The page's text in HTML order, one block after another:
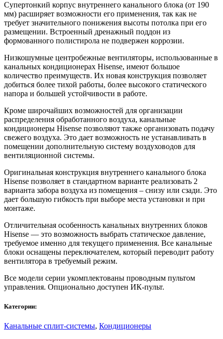
Супертонкий корпус внутреннего канального блока (от 190
мм) расширяет возможности его применения, так как не
требует значительного понижения высоты потолка при его
размещении. Встроенный дренажный поддон из
формованного полистирола не подвержен коррозии.
Низкошумные центробежные вентиляторы, использованные в
канальных кондиционерах Hisense, имеют большое
количество преимуществ. Их новая конструкция позволяет
добиться более тихой работы, более высокого статического
напора и большей устойчивости в работе.
Кроме широчайших возможностей для организации
распределения обработанного воздуха, канальные
кондиционеры Hisense позволяют также организовать подачу
свежего воздуха. Это дает возможность не устанавливать в
помещении дополнительную систему воздуховодов для
вентиляционной системы.
Оригинальная конструкция внутреннего канального блока
Hisense позволяет в стандартном варианте реализовать 2
варианта забора воздуха из помещения – снизу или сзади. Это
дает большую гибкость при выборе места установки и при
монтаже.
Отличительная особенность канальных внутренних блоков
Hisense — это возможность выбрать статическое давление,
требуемое именно для текущего применения. Все канальные
блоки оснащены переключателем, который переводит работу
вентилятора в требуемый режим.
Все модели серии укомплектованы проводным пультом
управления. Опционально доступен ИК-пульт.
Категории:
Канальные сплит-системы, Кондиционеры